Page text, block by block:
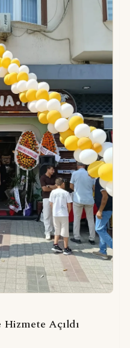
Açıldı